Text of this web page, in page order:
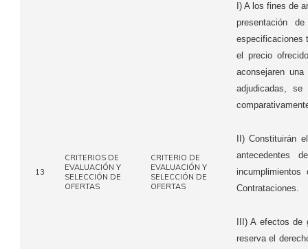
13
CRITERIOS DE
EVALUACIÓN Y
SELECCIÓN DE
OFERTAS
CRITERIO DE
EVALUACIÓN Y
SELECCIÓN DE
OFERTAS
I) A los fines de
presentación
especificaciones
el precio
aconsejaren
adjudicadas,
II) Constituirán
antecedentes
Contrataciones.
III) A efectos
reserva el